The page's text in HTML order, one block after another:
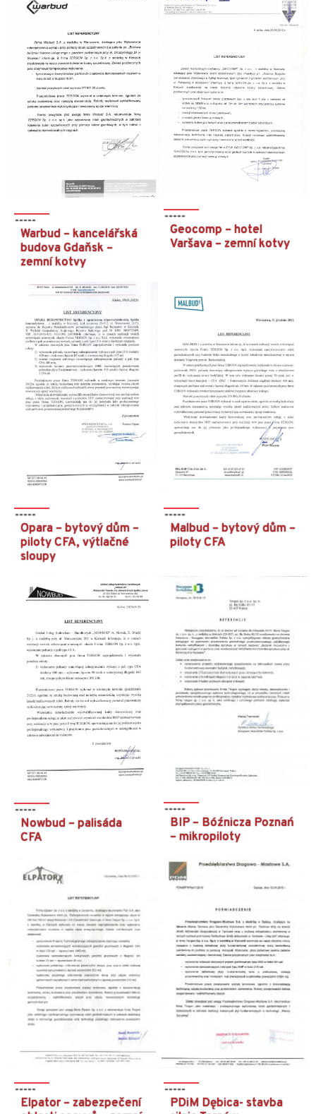
Warbud – kancelářská
budova Gdaňsk –
zemní kotvy
Geocomp – hotel
Varšava – zemní kotvy
Opara – bytový dům –
piloty CFA, výtlačné
sloupy
Malbud – bytový dům –
piloty CFA
Nowbud – palisáda
CFA
BIP – Bóźnicza Poznań
– mikropiloty
Elpator – zabezpečení
PDiM Dębica- stavba